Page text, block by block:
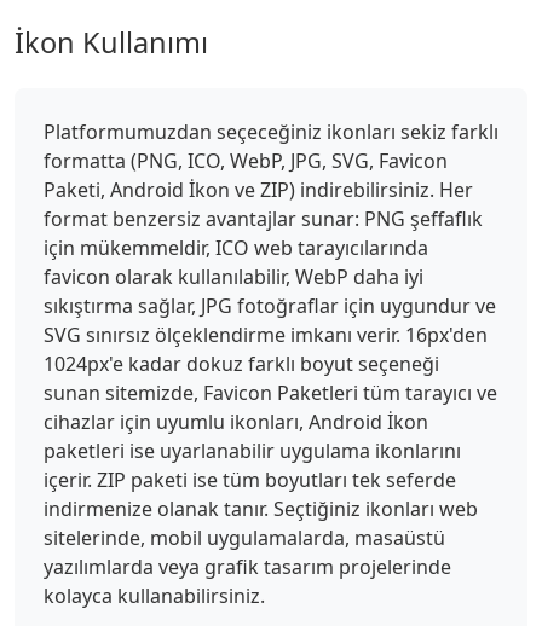
İkon Kullanımı
Platformumuzdan seçeceğiniz ikonları sekiz farklı
formatta (PNG, ICO, WebP, JPG, SVG, Favicon
Paketi, Android İkon ve ZIP) indirebilirsiniz. Her
format benzersiz avantajlar sunar: PNG şeffaflık
için mükemmeldir, ICO web tarayıcılarında
favicon olarak kullanılabilir, WebP daha iyi
sıkıştırma sağlar, JPG fotoğraflar için uygundur ve
SVG sınırsız ölçeklendirme imkanı verir. 16px'den
1024px'e kadar dokuz farklı boyut seçeneği
sunan sitemizde, Favicon Paketleri tüm tarayıcı ve
cihazlar için uyumlu ikonları, Android İkon
paketleri ise uyarlanabilir uygulama ikonlarını
içerir. ZIP paketi ise tüm boyutları tek seferde
indirmenize olanak tanır. Seçtiğiniz ikonları web
sitelerinde, mobil uygulamalarda, masaüstü
yazılımlarda veya grafik tasarım projelerinde
kolayca kullanabilirsiniz.